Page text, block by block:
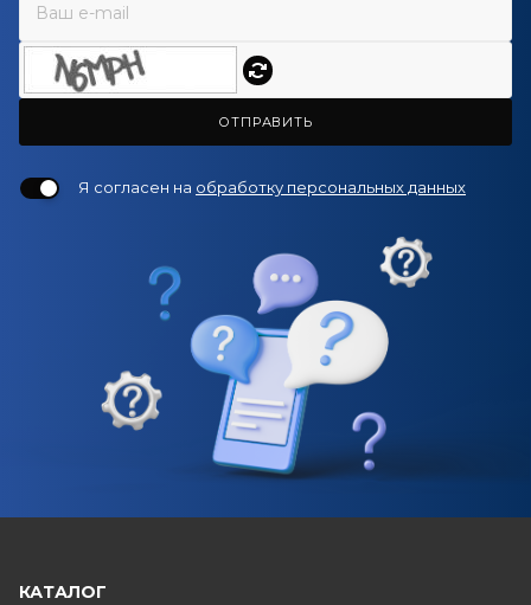
ОТПРАВИТЬ
Я согласен на обработку персональных данных
КАТАЛОГ